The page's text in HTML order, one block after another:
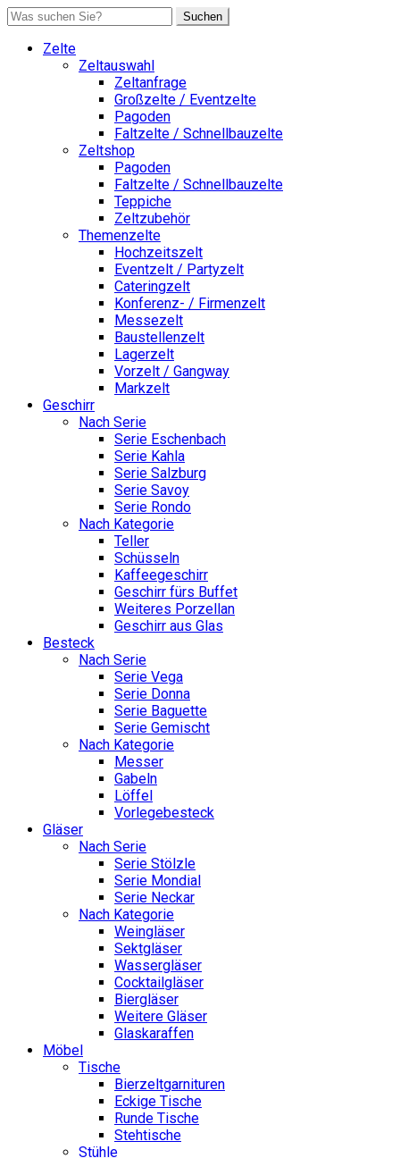
Suchen
Zelte
Zeltauswahl
Zeltanfrage
Großzelte / Eventzelte
Pagoden
Faltzelte / Schnellbauzelte
Zeltshop
Pagoden
Faltzelte / Schnellbauzelte
Teppiche
Zeltzubehör
Themenzelte
Hochzeitszelt
Eventzelt / Partyzelt
Cateringzelt
Konferenz- / Firmenzelt
Messezelt
Baustellenzelt
Lagerzelt
Vorzelt / Gangway
Markzelt
Geschirr
Nach Serie
Serie Eschenbach
Serie Kahla
Serie Salzburg
Serie Savoy
Serie Rondo
Nach Kategorie
Teller
Schüsseln
Kaffeegeschirr
Geschirr fürs Buffet
Weiteres Porzellan
Geschirr aus Glas
Besteck
Nach Serie
Serie Vega
Serie Donna
Serie Baguette
Serie Gemischt
Nach Kategorie
Messer
Gabeln
Löffel
Vorlegebesteck
Gläser
Nach Serie
Serie Stölzle
Serie Mondial
Serie Neckar
Nach Kategorie
Weingläser
Sektgläser
Wassergläser
Cocktailgläser
Biergläser
Weitere Gläser
Glaskaraffen
Möbel
Tische
Bierzeltgarnituren
Eckige Tische
Runde Tische
Stehtische
Stühle